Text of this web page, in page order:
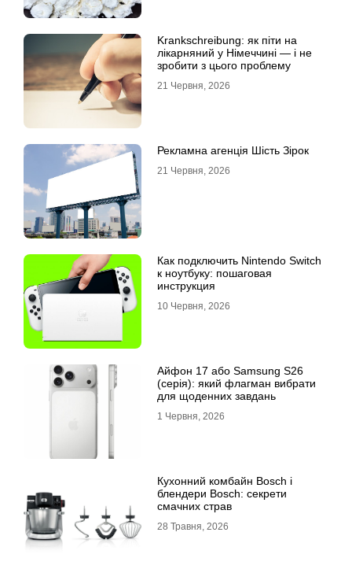
Krankschreibung: як піти на
лікарняний у Німеччині — і не
зробити з цього проблему
21 Червня, 2026
Рекламна агенція Шість Зірок
21 Червня, 2026
Как подключить Nintendo Switch
к ноутбуку: пошаговая
инструкция
10 Червня, 2026
Айфон 17 або Samsung S26
(серія): який флагман вибрати
для щоденних завдань
1 Червня, 2026
Кухонний комбайн Bosch і
блендери Bosch: секрети
смачних страв
28 Травня, 2026